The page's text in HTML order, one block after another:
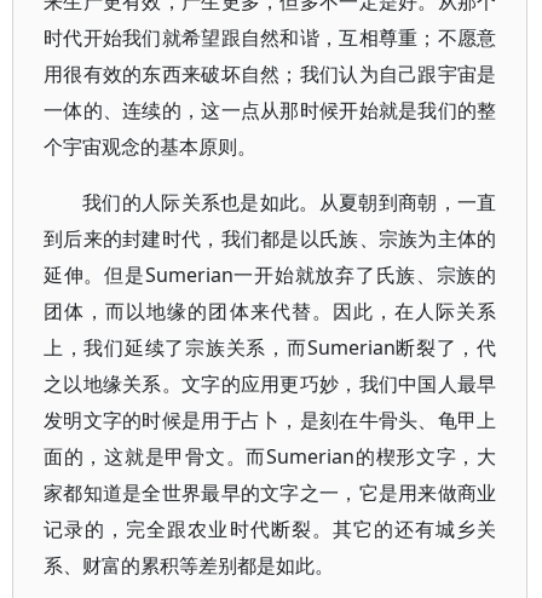
时代开始我们就希望跟自然和谐，互相尊重；不愿意
用很有效的东西来破坏自然；我们认为自己跟宇宙是
一体的、连续的，这一点从那时候开始就是我们的整
个宇宙观念的基本原则。
我们的人际关系也是如此。从夏朝到商朝，一直
到后来的封建时代，我们都是以氏族、宗族为主体的
延伸。但是Sumerian一开始就放弃了氏族、宗族的
团体，而以地缘的团体来代替。因此，在人际关系
上，我们延续了宗族关系，而Sumerian断裂了，代
之以地缘关系。文字的应用更巧妙，我们中国人最早
发明文字的时候是用于占卜，是刻在牛骨头、龟甲上
面的，这就是甲骨文。而Sumerian的楔形文字，大
家都知道是全世界最早的文字之一，它是用来做商业
记录的，完全跟农业时代断裂。其它的还有城乡关
系、财富的累积等差别都是如此。